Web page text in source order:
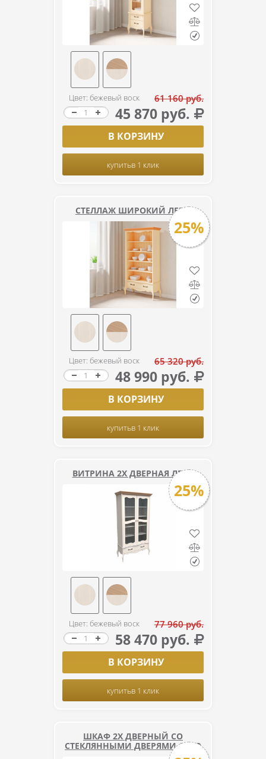
Цвет: бежевый воск 61 160 руб.
45 870 руб.
В КОРЗИНУ
купитьв 1 клик
СТЕЛЛАЖ ШИРОКИЙ ЛЕБО
25%
Цвет: бежевый воск 65 320 руб.
48 990 руб.
В КОРЗИНУ
купитьв 1 клик
ВИТРИНА 2Х ДВЕРНАЯ ЛЕБО
25%
Цвет: бежевый воск 77 960 руб.
58 470 руб.
В КОРЗИНУ
купитьв 1 клик
ШКАФ 2Х ДВЕРНЫЙ СО
СТЕКЛЯННЫМИ ДВЕРЯМИ ЛЕБО